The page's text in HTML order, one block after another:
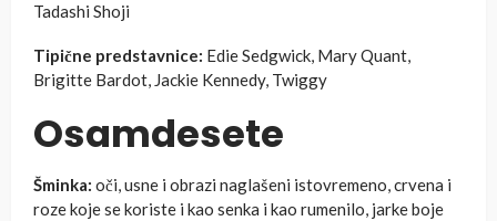
Tadashi Shoji
Tipične predstavnice: Edie Sedgwick, Mary Quant,
Brigitte Bardot, Jackie Kennedy, Twiggy
Osamdesete
Šminka: oči, usne i obrazi naglašeni istovremeno, crvena i
roze koje se koriste i kao senka i kao rumenilo, jarke boje